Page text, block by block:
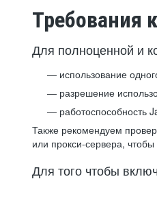
Требования
Для полноценной и
использование
разрешение
работоспособность
Также рекомендуем
или прокси-сервера,
Для того чтобы